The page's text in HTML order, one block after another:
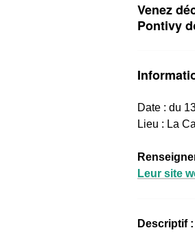
Venez
Pontivy
Date : du
Lieu : La
Leur site
Descriptif :